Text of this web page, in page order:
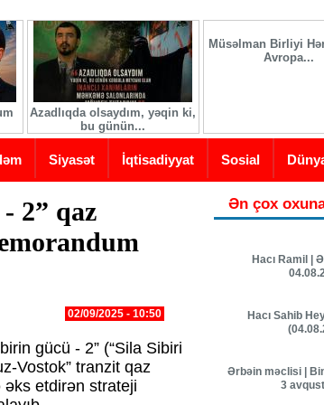
Azadlıqda olsaydım, yəqin ki,
bu günün...
Müsəlman Birliyi
Avropa...
Siyasət İqtisadiyyat Sosial
2” qaz
02/09/2025 - 10:50
gücü - 2” (“Sila Sibiri
Vostok” tranzit qaz
əks etdirən strateji
Ən çox
Hacı Ramil |
Hacı Sahib
Ərbəin məclisi |
3